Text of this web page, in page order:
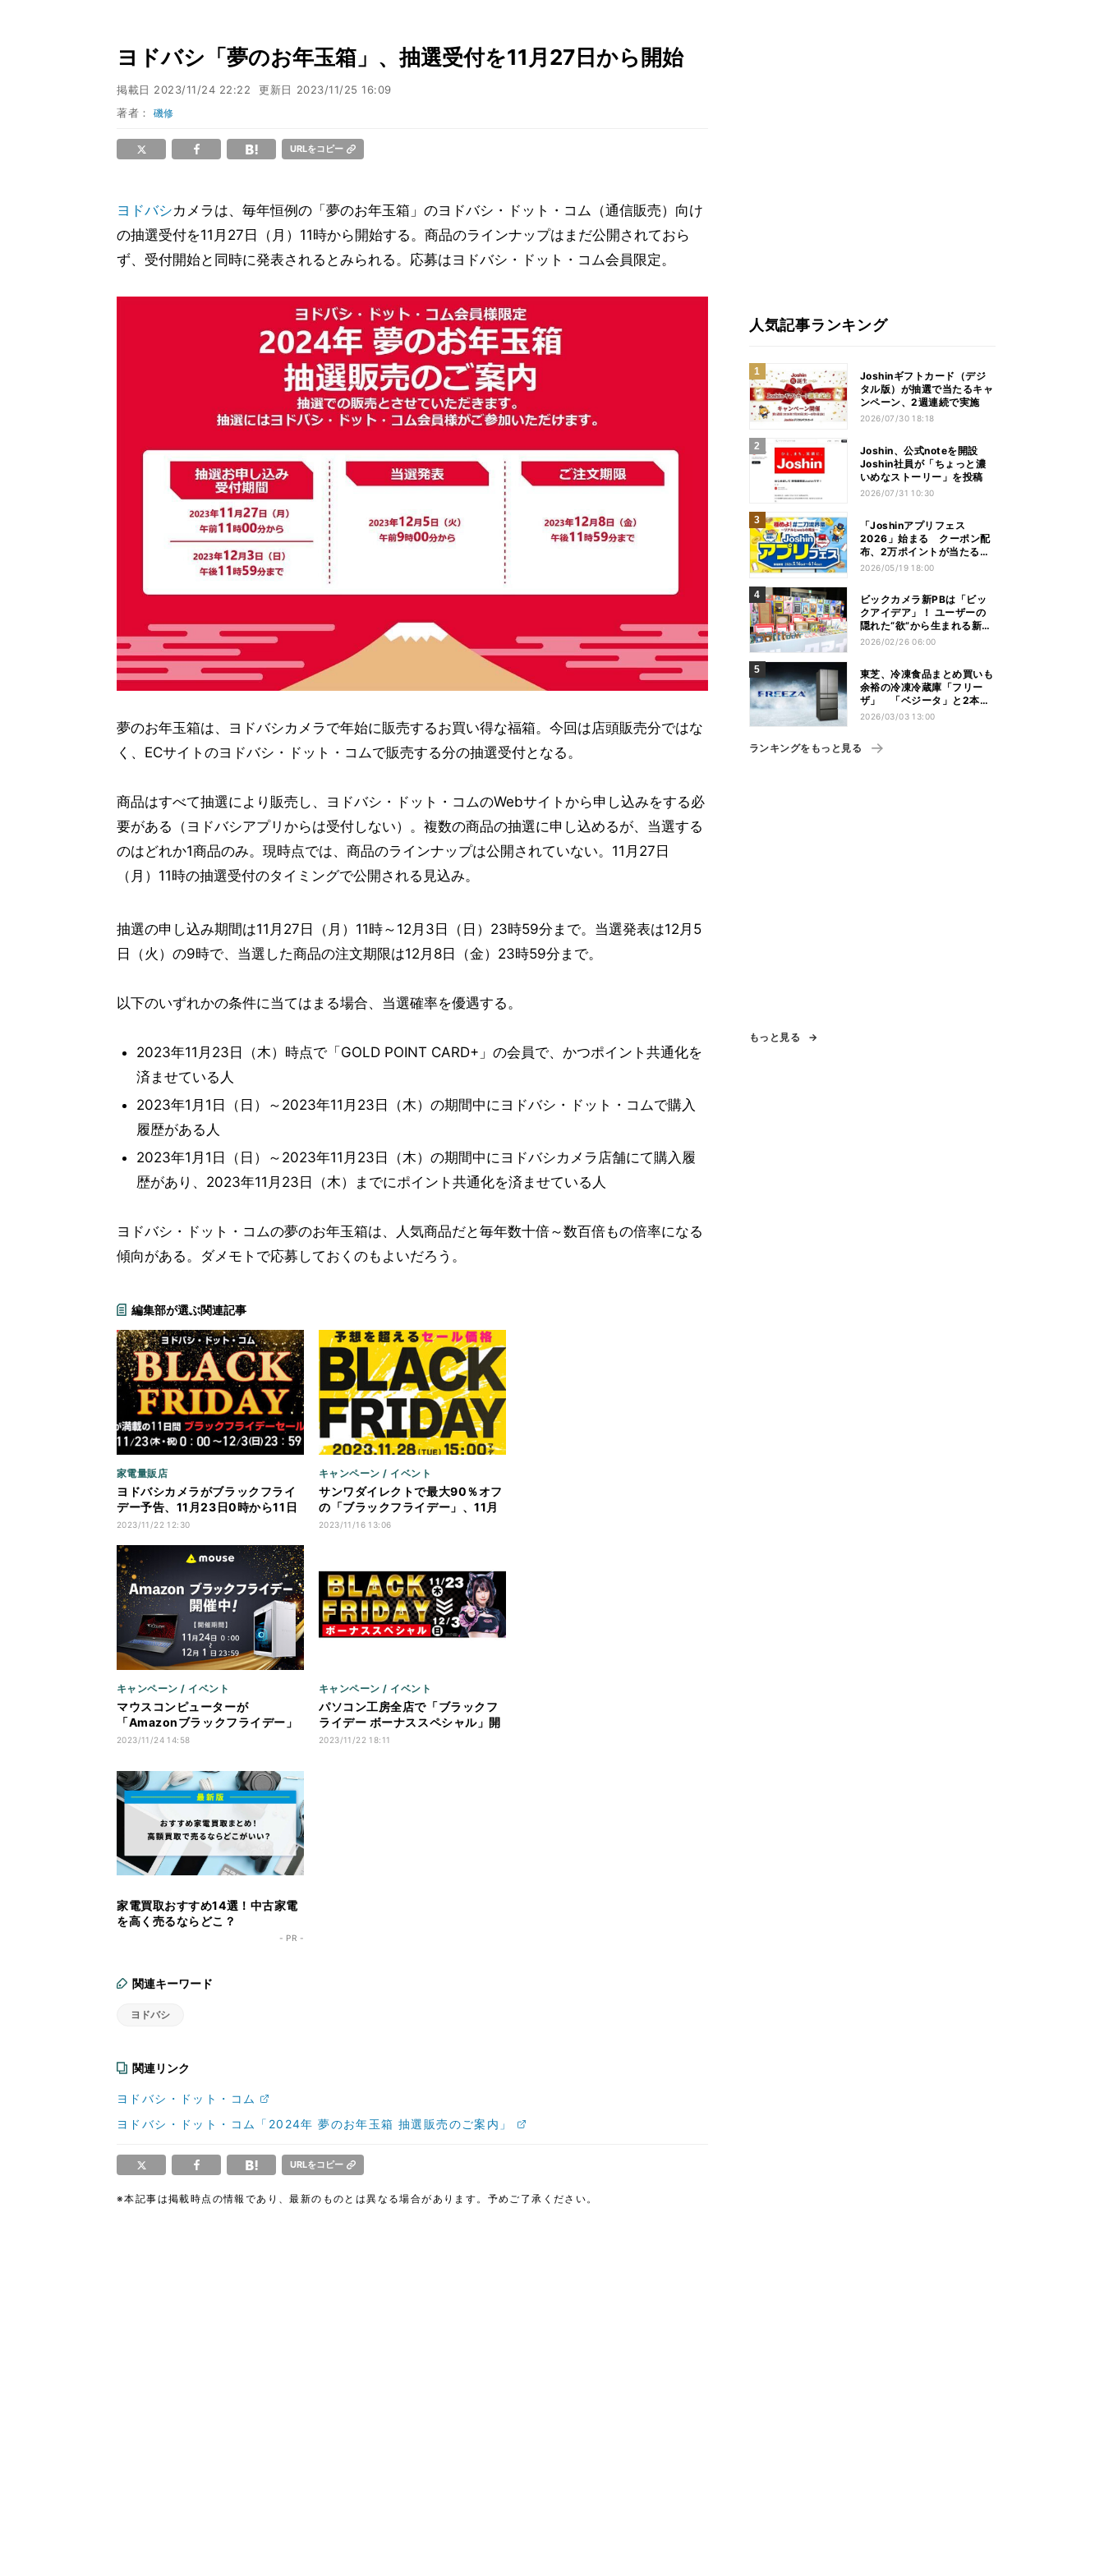
ヨドバシ「夢のお年玉箱」、抽選受付を11月27日から開始
掲載日 2023/11/24 22:22 更新日 2023/11/25 16:09
著者：磯修
URLをコピー
ヨドバシカメラは、毎年恒例の「夢のお年玉箱」のヨドバシ・ドット・コム（通信販売）向け
の抽選受付を11月27日（月）11時から開始する。商品のラインナップはまだ公開されておら
ず、受付開始と同時に発表されるとみられる。応募はヨドバシ・ドット・コム会員限定。
夢のお年玉箱は、ヨドバシカメラで年始に販売するお買い得な福箱。今回は店頭販売分ではな
く、ECサイトのヨドバシ・ドット・コムで販売する分の抽選受付となる。
商品はすべて抽選により販売し、ヨドバシ・ドット・コムのWebサイトから申し込みをする必
要がある（ヨドバシアプリからは受付しない）。複数の商品の抽選に申し込めるが、当選する
のはどれか1商品のみ。現時点では、商品のラインナップは公開されていない。11月27日
（月）11時の抽選受付のタイミングで公開される見込み。
抽選の申し込み期間は11月27日（月）11時～12月3日（日）23時59分まで。当選発表は12月5
日（火）の9時で、当選した商品の注文期限は12月8日（金）23時59分まで。
以下のいずれかの条件に当てはまる場合、当選確率を優遇する。
2023年11月23日（木）時点で「GOLD POINT CARD+」の会員で、かつポイント共通化を
済ませている人
2023年1月1日（日）～2023年11月23日（木）の期間中にヨドバシ・ドット・コムで購入
履歴がある人
2023年1月1日（日）～2023年11月23日（木）の期間中にヨドバシカメラ店舗にて購入履
歴があり、2023年11月23日（木）までにポイント共通化を済ませている人
ヨドバシ・ドット・コムの夢のお年玉箱は、人気商品だと毎年数十倍～数百倍もの倍率になる
傾向がある。ダメモトで応募しておくのもよいだろう。
編集部が選ぶ関連記事
家電量販店
ヨドバシカメラがブラックフライ
デー予告、11月23日0時から11日
間
2023/11/22 12:30
キャンペーン / イベント
サンワダイレクトで最大90％オフ
の「ブラックフライデー」、11月
28日まで
2023/11/16 13:06
キャンペーン / イベント
マウスコンピューターが
「Amazonブラックフライデー」
に参加! RTX 4070搭載PCが24万
2023/11/24 14:58
キャンペーン / イベント
パソコン工房全店で「ブラックフ
ライデー ボーナススペシャル」開
催中！
2023/11/22 18:11
家電買取おすすめ14選！中古家電
を高く売るならどこ？
- PR -
関連キーワード
ヨドバシ
関連リンク
ヨドバシ・ドット・コム
ヨドバシ・ドット・コム「2024年 夢のお年玉箱 抽選販売のご案内」
URLをコピー
※本記事は掲載時点の情報であり、最新のものとは異なる場合があります。予めご了承ください。
人気記事ランキング
Joshinギフトカード（デジ
タル版）が抽選で当たるキャ
ンペーン、2週連続で実施
2026/07/30 18:18
Joshin、公式noteを開設
Joshin社員が「ちょっと濃
いめなストーリー」を投稿
2026/07/31 10:30
「Joshinアプリフェス
2026」始まる クーポン配
布、2万ポイントが当たるチ
ャンスも！
2026/05/19 18:00
ビックカメラ新PBは「ビッ
クアイデア」！ ユーザーの
隠れた“欲”から生まれる新商
品とは
2026/02/26 06:00
東芝、冷凍食品まとめ買いも
余裕の冷凍冷蔵庫「フリー
ザ」 「ベジータ」と2本柱
に
2026/03/03 13:00
ランキングをもっと見る
もっと見る